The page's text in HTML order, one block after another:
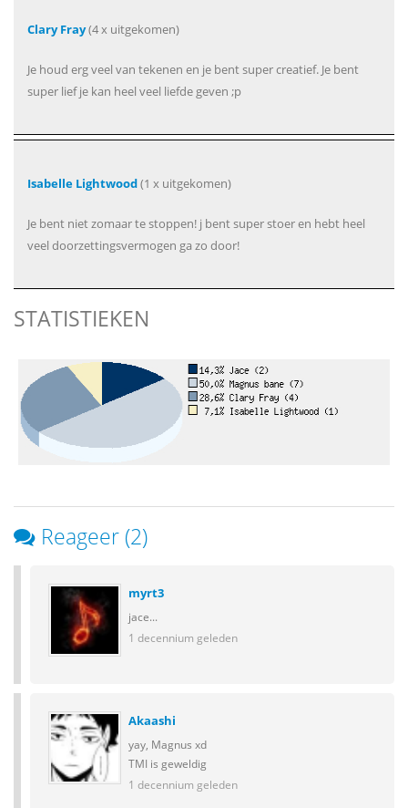
Clary Fray(4 x uitgekomen)
Je houd erg veel van tekenen en je bent super creatief. Je bent
super lief je kan heel veel liefde geven ;p
Isabelle Lightwood(1 x uitgekomen)
Je bent niet zomaar te stoppen! j bent super stoer en hebt heel
veel doorzettingsvermogen ga zo door!
STATISTIEKEN
Reageer (2)
myrt3
jace...
1 decennium geleden
Akaashi
yay, Magnus xd
TMI is geweldig
1 decennium geleden